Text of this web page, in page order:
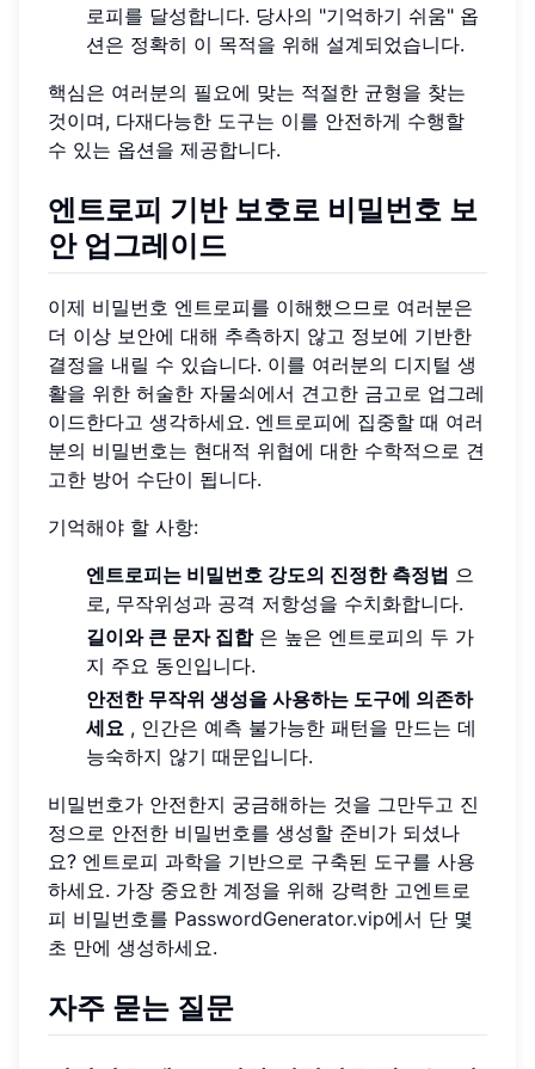
로피를 달성합니다. 당사의 "기억하기 쉬움" 옵
션은 정확히 이 목적을 위해 설계되었습니다.
핵심은 여러분의 필요에 맞는 적절한 균형을 찾는
것이며, 다재다능한 도구는 이를 안전하게 수행할
수 있는 옵션을 제공합니다.
엔트로피 기반 보호로 비밀번호 보
안 업그레이드
이제 비밀번호 엔트로피를 이해했으므로 여러분은
더 이상 보안에 대해 추측하지 않고 정보에 기반한
결정을 내릴 수 있습니다. 이를 여러분의 디지털 생
활을 위한 허술한 자물쇠에서 견고한 금고로 업그레
이드한다고 생각하세요. 엔트로피에 집중할 때 여러
분의 비밀번호는 현대적 위협에 대한 수학적으로 견
고한 방어 수단이 됩니다.
기억해야 할 사항:
엔트로피는 비밀번호 강도의 진정한 측정법 으
로, 무작위성과 공격 저항성을 수치화합니다.
길이와 큰 문자 집합은 높은 엔트로피의 두 가
지 주요 동인입니다.
안전한 무작위 생성을 사용하는 도구에 의존하
세요 , 인간은 예측 불가능한 패턴을 만드는 데
능숙하지 않기 때문입니다.
비밀번호가 안전한지 궁금해하는 것을 그만두고 진
정으로 안전한 비밀번호를 생성할 준비가 되셨나
요? 엔트로피 과학을 기반으로 구축된 도구를 사용
하세요. 가장 중요한 계정을 위해 강력한 고엔트로
피 비밀번호를 PasswordGenerator.vip에서 단 몇
초 만에 생성하세요.
자주 묻는 질문